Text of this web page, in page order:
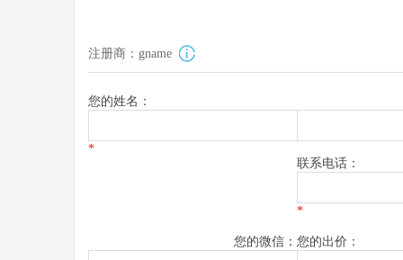
注册商：gname
您的姓名：
*
联系电话：
*
您的微信： 您的出价：